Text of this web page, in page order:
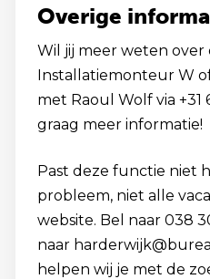
Overige
Wil jij meer weten
Installatiemonteur W
met Raoul Wolf via +31
graag meer informatie!
Past deze functie niet
probleem, niet alle
website. Bel naar 038
naar
helpen wij je met de